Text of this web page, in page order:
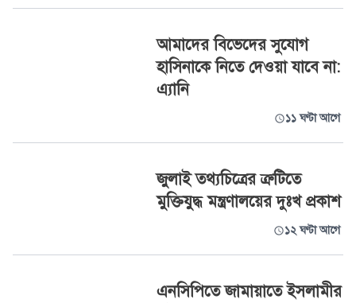
আমাদের বিভেদের সুযোগ
হাসিনাকে নিতে দেওয়া যাবে না:
এ্যানি
১১ ঘণ্টা আগে
জুলাই তথ্যচিত্রের ত্রুটিতে
মুক্তিযুদ্ধ মন্ত্রণালয়ের দুঃখ প্রকাশ
১২ ঘণ্টা আগে
এনসিপিতে জামায়াতে ইসলামীর